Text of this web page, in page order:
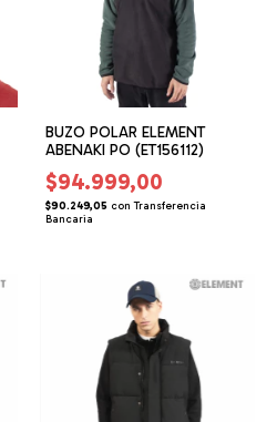
BUZO POLAR ELEMENT
ABENAKI PO (ET156112)
$94.999,00
$90.249,05 con Transferencia
Bancaria